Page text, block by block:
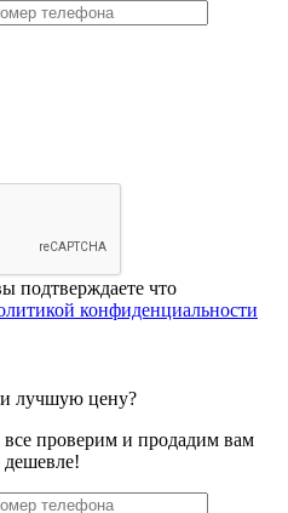
подтверждаете что
конфиденциальности
лучшую цену?
проверим и продадим вам
дешевле!